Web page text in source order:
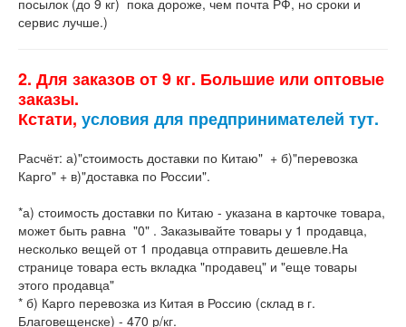
сервис лучше.)
2. Для заказов от 9 кг. Большие или оптовые
заказы.
Кстати, условия для предпринимателей тут.
Расчёт: а)"стоимость доставки по Китаю" + б)"перевозка
Карго" + в)"доставка по России".
*а) стоимость доставки по Китаю - указана в карточке товара,
может быть равна "0" . Заказывайте товары у 1 продавца,
несколько вещей от 1 продавца отправить дешевле.На
странице товара есть вкладка "продавец" и "еще товары
этого продавца"
* б) Карго перевозка из Китая в Россию (склад в г.
Благовещенске) - 470 р/кг.